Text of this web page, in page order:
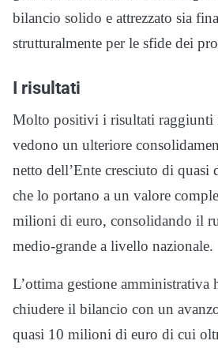
bilancio solido e attrezzato sia
strutturalmente per le sfide dei
I risultati
Molto positivi i risultati raggiunti
vedono un ulteriore
netto dell’Ente cresciuto di quasi
che lo portano a un valore
milioni di euro, consolidando il
medio-grande a livello nazionale.
L’ottima gestione amministrativa
chiudere il bilancio con un
quasi 10 milioni di euro di cui